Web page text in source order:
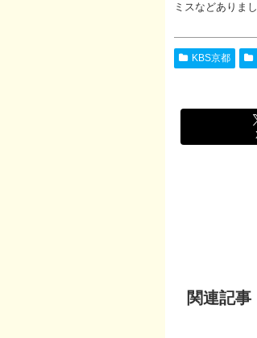
ミスなどありまし
KBS京都
関連記事